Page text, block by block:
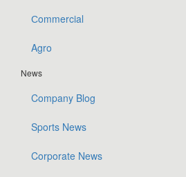
Сommercial
Agro
News
Company Blog
Sports News
Corporate News